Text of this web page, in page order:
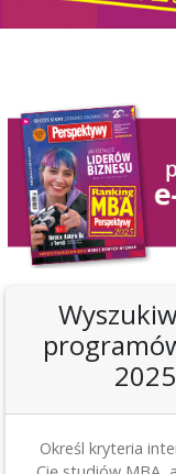
2025
Określ kryteria